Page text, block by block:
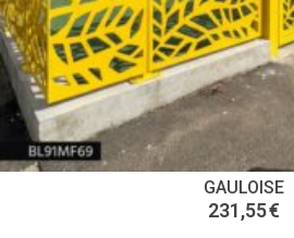
GAULOISE
231,55€